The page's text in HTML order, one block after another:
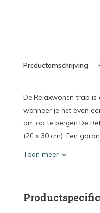
Productomschrijving
De Relaxwonen trap is
wanneer je net even
om op te bergen.De
(20 x 30 cm). Een
Toon meer